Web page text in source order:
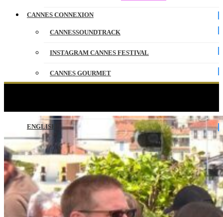
CANNES CONNEXION
CANNESSOUNDTRACK
INSTAGRAM CANNES FESTIVAL
CANNES GOURMET
ENGLISH